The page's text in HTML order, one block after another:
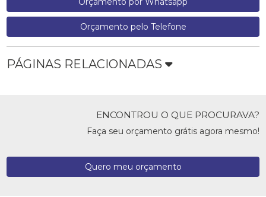
Orçamento pelo Telefone
PÁGINAS RELACIONADAS
ENCONTROU O QUE PROCURAVA?
Faça seu orçamento grátis agora mesmo!
Quero meu orçamento